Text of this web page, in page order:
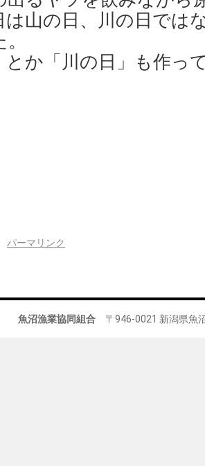
は山の日、川の日では
とか「川の日」も作っ
パーマリンク
魚沼漁業協同組合 〒946-0021 新潟県魚